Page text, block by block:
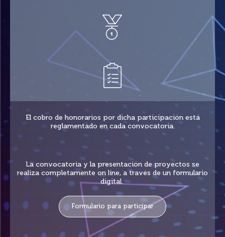
El cobro de honorarios por dicha participación está
reglamentado en cada convocatoria.
La convocatoria y la presentación de proyectos se
realiza completamente on line, a través de un formulario
digital.
Formulario para participar